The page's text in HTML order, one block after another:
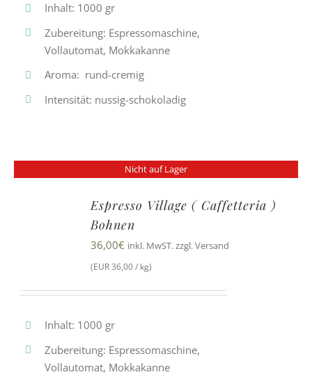
Inhalt: 1000 gr
Zubereitung: Espressomaschine,
Vollautomat, Mokkakanne
Aroma: rund-cremig
Intensität: nussig-schokoladig
Nicht auf Lager
Espresso Village ( Caffetteria )
Bohnen
36,00€ inkl. MwST. zzgl. Versand
(EUR 36,00 / kg)
Inhalt: 1000 gr
Zubereitung: Espressomaschine,
Vollautomat, Mokkakanne